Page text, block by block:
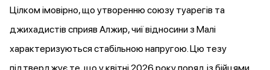
Цілком імовірно, що утворенню союзу туарегів та
джихадистів сприяв Алжир, чиї відносини з Малі
характеризуються стабільною напругою. Цю тезу